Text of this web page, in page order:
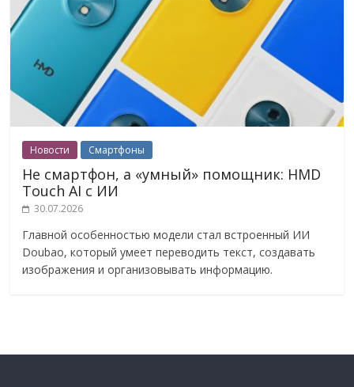
Новости Смартфоны
Не смартфон, а «умный» помощник: HMD
Touch AI с ИИ
30.07.2026
Главной особенностью модели стал встроенный ИИ
Doubao, который умеет переводить текст, создавать
изображения и организовывать информацию.